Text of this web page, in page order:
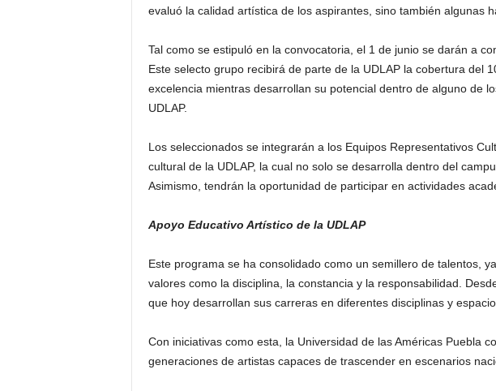
evaluó la calidad artística de los aspirantes, sino también algunas
Tal como se estipuló en la convocatoria, el 1 de junio se darán a
Este selecto grupo recibirá de parte de la UDLAP la cobertura del
excelencia mientras desarrollan su potencial dentro de alguno de
UDLAP.
Los seleccionados se integrarán a los Equipos Representativos
cultural de la UDLAP, la cual no solo se desarrolla dentro del
Asimismo, tendrán la oportunidad de participar en actividades
Apoyo Educativo Artístico de la UDLAP
Este programa se ha consolidado como un semillero de talentos,
valores como la disciplina, la constancia y la responsabilidad.
que hoy desarrollan sus carreras en diferentes disciplinas y
Con iniciativas como esta, la Universidad de las Américas Puebla
generaciones de artistas capaces de trascender en escenarios